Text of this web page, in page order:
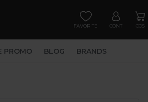
FAVORITE CONT COS
PROMO BLOG BRANDS